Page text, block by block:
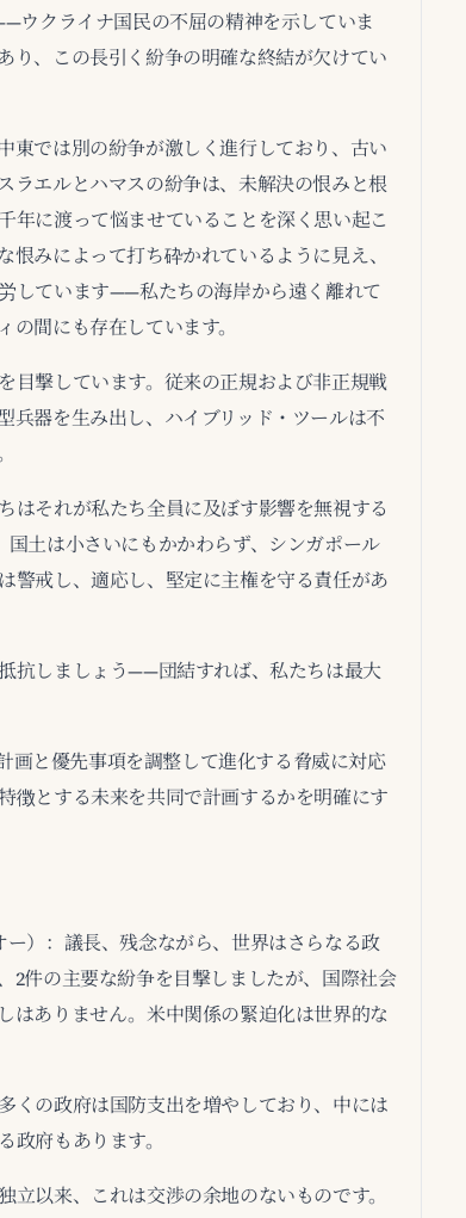
クライナ国民の不屈の精神を示していま
り、この長引く紛争の明確な終結が欠けてい
東では別の紛争が激しく進行しており、古い
ラエルとハマスの紛争は、未解決の恨みと根
年に渡って悩ませていることを深く思い起こ
みによって打ち砕かれているように見え、
しています——私たちの海岸から遠く離れて
間にも存在しています。
目撃しています。従来の正規および非正規戦
兵器を生み出し、ハイブリッド・ツールは不
はそれが私たち全員に及ぼす影響を無視する
土は小さいにもかかわらず、シンガポール
警戒し、適応し、堅定に主権を守る責任があ
抗しましょう——団結すれば、私たちは最大
と優先事項を調整して進化する脅威に対応
徴とする未来を共同で計画するかを明確にす
）：議長、残念ながら、世界はさらなる政
2件の主要な紛争を目撃しましたが、国際社会
はありません。米中関係の緊迫化は世界的な
くの政府は国防支出を増やしており、中には
府もあります。
以来、これは交渉の余地のないものです。